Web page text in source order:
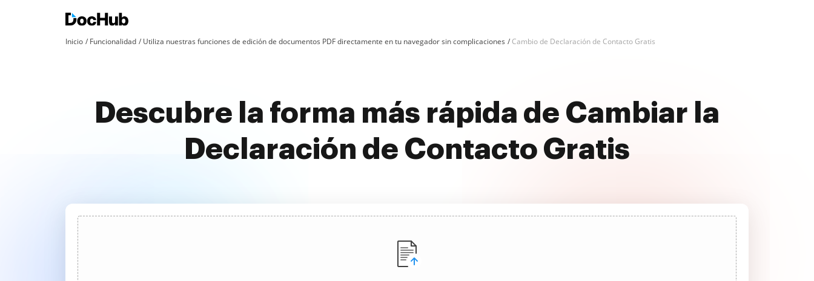
Inicio Funcionalidad Utiliza nuestras funciones de edición de documentos PDF directamente en tu navegador sin complicaciones Cambio de Declaración de Contacto Gratis
Descubre la forma más rápida de Cambiar la
Declaración de Contacto Gratis